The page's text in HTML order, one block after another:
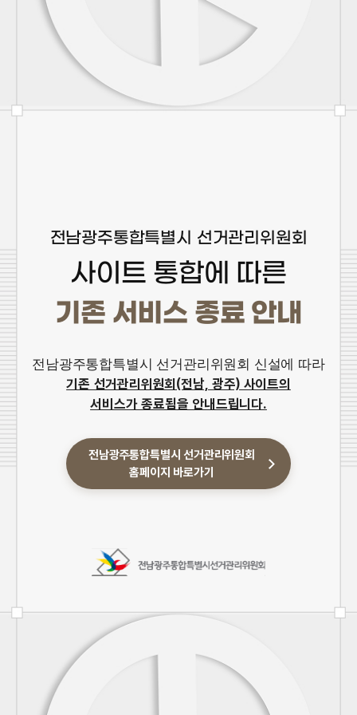
전남광주통합특별시 선거관리위원회
사이트 통합에 따른
기존 서비스 종료 안내
전남광주통합특별시 선거관리위원회 신설에 따라
기존 선거관리위원회(전남, 광주) 사이트의
서비스가 종료됨을 안내드립니다.
전남광주통합특별시 선거관리위원회
홈페이지 바로가기